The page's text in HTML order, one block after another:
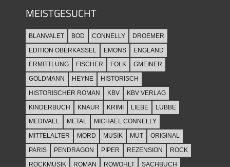
MEISTGESUCHT
BLANVALET BOD CONNELLY
DROEMER
EDITION OBERKASSEL
EMONS
ENGLAND
ERMITTLUNG
FISCHER FOLK
GMEINER
GOLDMANN
HEYNE
HISTORISCH
HISTORISCHER ROMAN
KBV
KBV VERLAG
KINDERBUCH
KNAUR KRIMI LIEBE
LÜBBE
MEDIVAEL
METAL
MICHAEL CONNELLY
MITTELALTER
MORD MUSIK MUT
ORIGINAL
PARIS
PENDRAGON PIPER REZENSION
ROCK
ROCKMUSIK
ROMAN ROWOHLT SACHBUCH